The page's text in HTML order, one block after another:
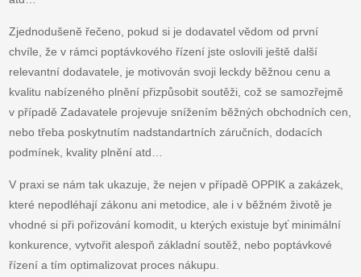
Zjednodušeně řečeno, pokud si je dodavatel vědom od první
chvíle, že v rámci poptávkového řízení jste oslovili ještě další
relevantní dodavatele, je motivován svoji leckdy běžnou cenu a
kvalitu nabízeného plnění přizpůsobit soutěži, což se samozřejmě
v případě Zadavatele projevuje snížením běžných obchodních cen,
nebo třeba poskytnutím nadstandartních záručních, dodacích
podmínek, kvality plnění atd…
V praxi se nám tak ukazuje, že nejen v případě OPPIK a zakázek,
které nepodléhají zákonu ani metodice, ale i v běžném životě je
vhodné si při pořizování komodit, u kterých existuje byť minimální
konkurence, vytvořit alespoň základní soutěž, nebo poptávkové
řízení a tím optimalizovat proces nákupu.